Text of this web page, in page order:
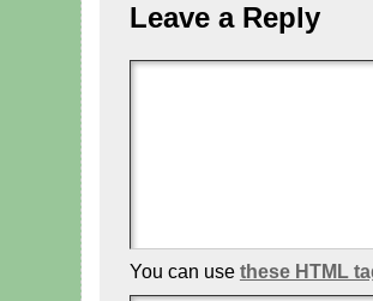
Leave a Reply
You can use these HTML